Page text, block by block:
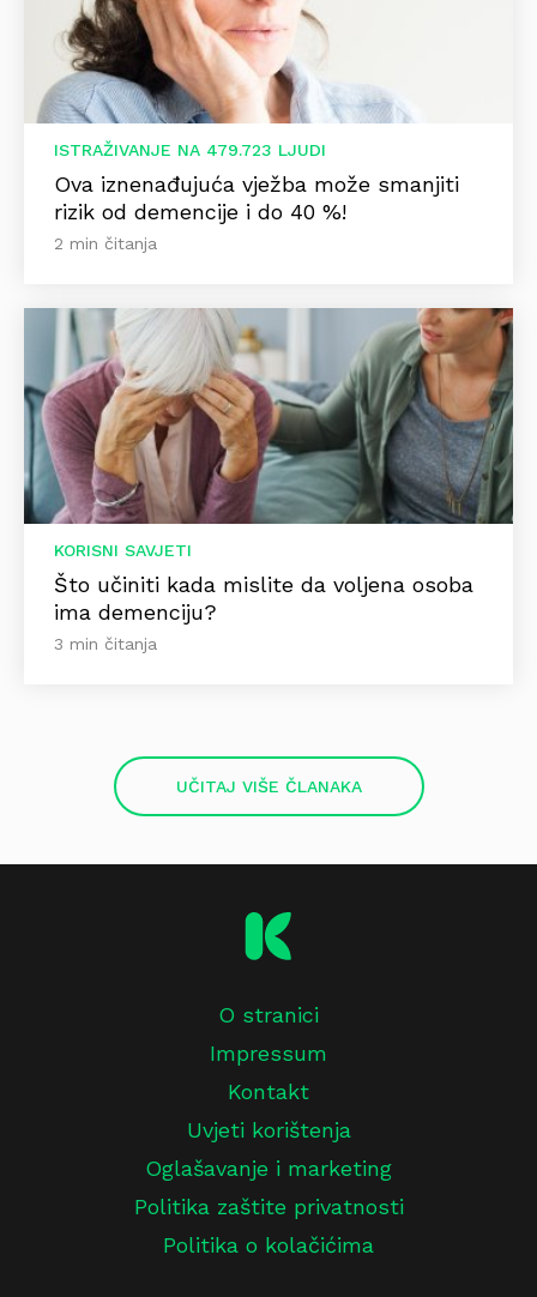
ISTRAŽIVANJE NA 479.723 LJUDI
Ova iznenađujuća vježba može smanjiti
rizik od demencije i do 40 %!
2 min čitanja
KORISNI SAVJETI
Što učiniti kada mislite da voljena osoba
ima demenciju?
3 min čitanja
UČITAJ VIŠE ČLANAKA
O stranici
Impressum
Kontakt
Uvjeti korištenja
Oglašavanje i marketing
Politika zaštite privatnosti
Politika o kolačićima